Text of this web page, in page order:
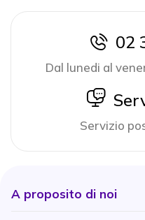
icon
02
Dal lunedi al
icon
Servizio
A proposito di noi